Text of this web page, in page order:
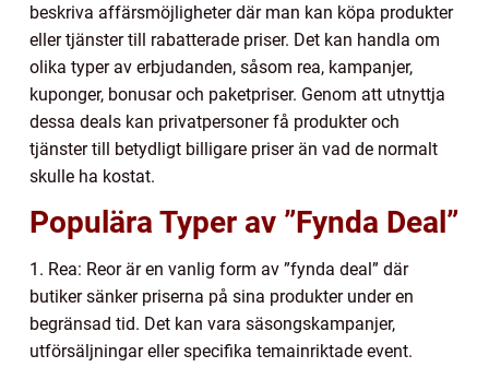
beskriva affärsmöjligheter där man kan köpa produkter
eller tjänster till rabatterade priser. Det kan handla om
olika typer av erbjudanden, såsom rea, kampanjer,
kuponger, bonusar och paketpriser. Genom att utnyttja
dessa deals kan privatpersoner få produkter och
tjänster till betydligt billigare priser än vad de normalt
skulle ha kostat.
Populära Typer av ”Fynda Deal”
1. Rea: Reor är en vanlig form av ”fynda deal” där
butiker sänker priserna på sina produkter under en
begränsad tid. Det kan vara säsongskampanjer,
utförsäljningar eller specifika temainriktade event.